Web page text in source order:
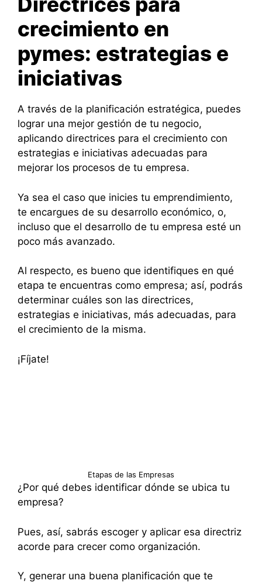
crecimiento en
pymes: estrategias e
iniciativas
A través de la planificación estratégica, puedes
lograr una mejor gestión de tu negocio,
aplicando directrices para el crecimiento con
estrategias e iniciativas adecuadas para
mejorar los procesos de tu empresa.
Ya sea el caso que inicies tu emprendimiento,
te encargues de su desarrollo económico, o,
incluso que el desarrollo de tu empresa esté un
poco más avanzado.
Al respecto, es bueno que identifiques en qué
etapa te encuentras como empresa; así, podrás
determinar cuáles son las directrices,
estrategias e iniciativas, más adecuadas, para
el crecimiento de la misma.
¡Fíjate!
Etapas de las Empresas
¿Por qué debes identificar dónde se ubica tu
empresa?
Pues, así, sabrás escoger y aplicar esa directriz
acorde para crecer como organización.
Y, generar una buena planificación que te